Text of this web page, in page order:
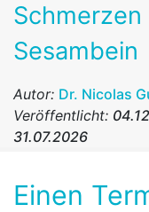
Schmerzen
Sesambein
Autor: Dr. Nicolas
Veröffentlicht:
31.07.2026
Einen